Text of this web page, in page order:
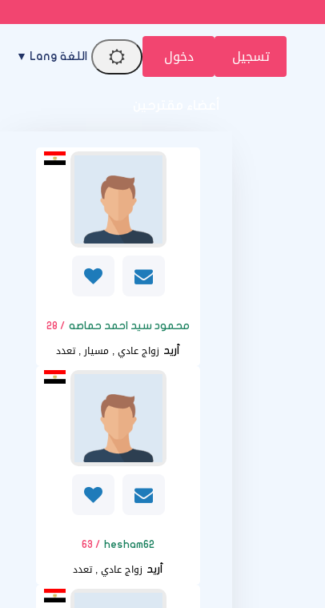
تسجيل دخول اللغة Lang ▼
محمود سيد احمد حماصه / 28
أريد زواج عادي , مسيار , تعدد
hesham62
/ 63
أريد زواج عادي , تعدد